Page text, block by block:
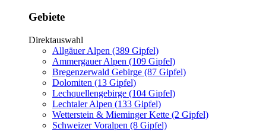
Gebiete
Direktauswahl
Allgäuer Alpen (389 Gipfel)
Ammergauer Alpen (109 Gipfel)
Bregenzerwald Gebirge (87 Gipfel)
Dolomiten (13 Gipfel)
Lechquellengebirge (104 Gipfel)
Lechtaler Alpen (133 Gipfel)
Wetterstein & Mieminger Kette (2 Gipfel)
Schweizer Voralpen (8 Gipfel)